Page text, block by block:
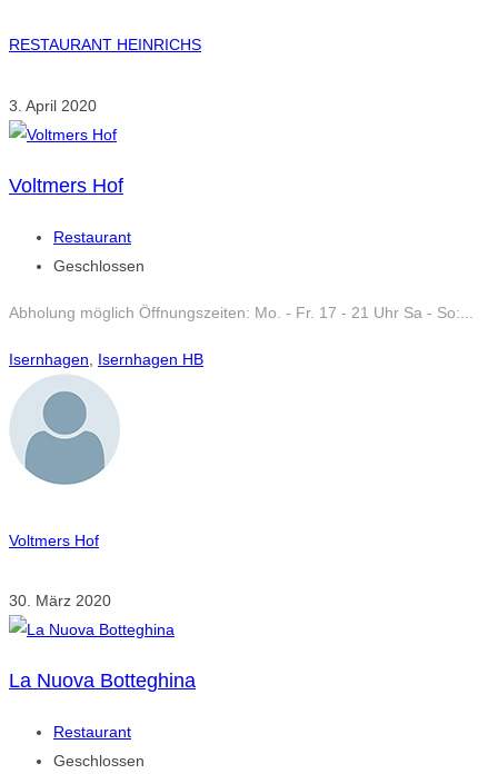
RESTAURANT HEINRICHS
3. April 2020
Voltmers Hof
Restaurant
Geschlossen
Abholung möglich Öffnungszeiten: Mo. - Fr. 17 - 21 Uhr Sa - So:...
Isernhagen Isernhagen HB
Voltmers Hof
30. März 2020
La Nuova Botteghina
Restaurant
Geschlossen